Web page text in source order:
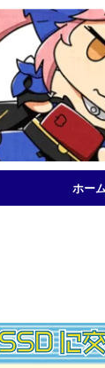
ホーム